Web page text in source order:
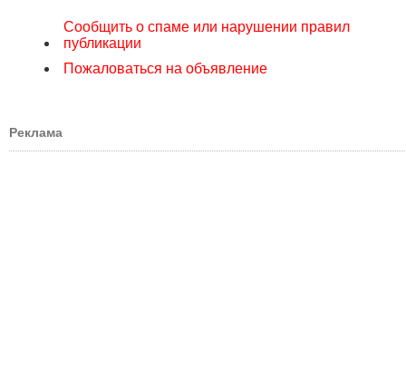
Сообщить о спаме или нарушении правил
публикации
Пожаловаться на объявление
Реклама